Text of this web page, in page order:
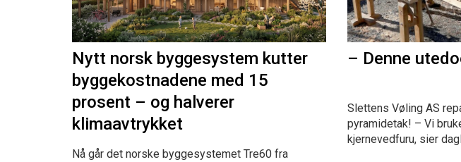
Nytt norsk byggesystem kutter
byggekostnadene med 15
prosent – og halverer
klimaavtrykket
Nå går det norske byggesystemet Tre60 fra
– Denne
Slettens Vøling AS
pyramidetak! – Vi
kjernevedfuru, sier